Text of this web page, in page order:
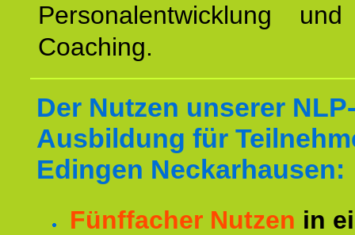
Personalentwicklung
Coaching.
Der Nutzen unserer
Ausbildung für
Edingen Neckarhausen:
Fünffacher Nutzen in